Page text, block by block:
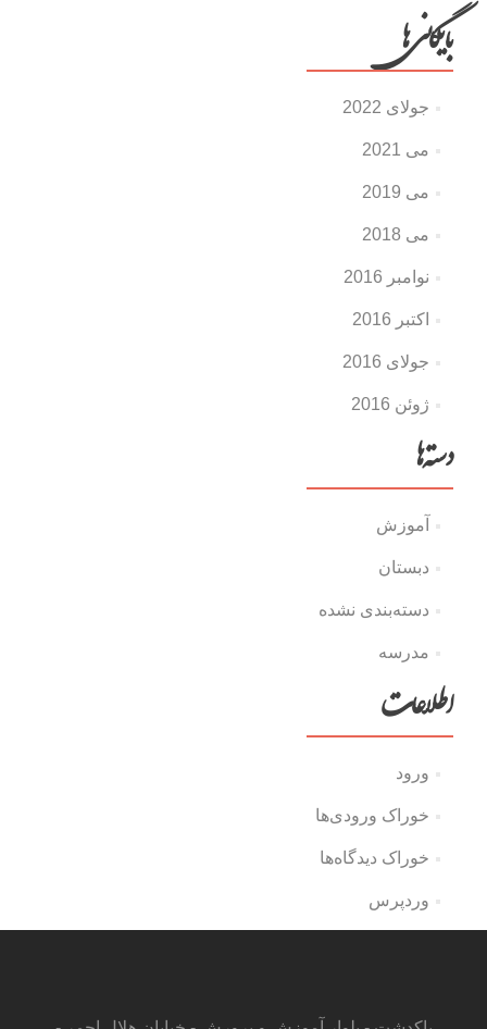
بایگانی‌ها
جولای 2022
می 2021
می 2019
می 2018
نوامبر 2016
اکتبر 2016
جولای 2016
ژوئن 2016
دسته‌ها
آموزش
دبستان
دسته‌بندی نشده
مدرسه
اطلاعات
ورود
خوراک ورودی‌ها
خوراک دیدگاه‌ها
وردپرس